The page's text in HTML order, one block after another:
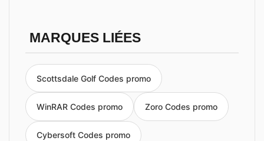
MARQUES LIÉES
Scottsdale Golf Codes promo
WinRAR Codes promo Zoro Codes promo
Cybersoft Codes promo